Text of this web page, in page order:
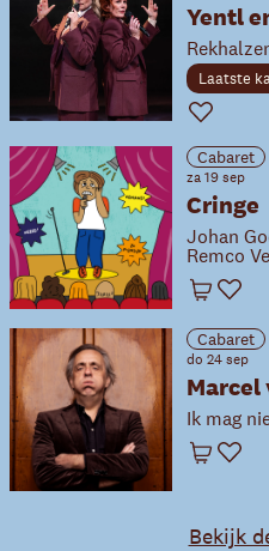
Yentl
Laatste
Favoriet
Cabaret
za 19 sep
Cringe
Johan
Remco
Winkelwagen
Favoriet
Cabaret
do 24 sep
Marcel
Ik mag
Winkelwagen
Favoriet
Bekijk